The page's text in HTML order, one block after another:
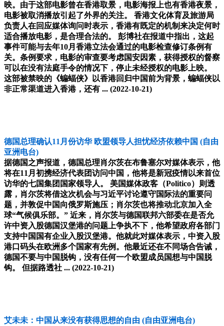
映。由于这部电影曾在香港取景，电影海报上也有香港夜景，
电影被取消播放引起了外界的关注。 香港文化体育及旅游局
负责人在回应媒体询问时表示，香港有既定的机制来决定何时
适合播放电影，是合理合法的。 彭博社在报道中指出，这起
事件可能与去年10月香港立法会通过的电影检查修订条例有
关。条例要求，电影的审查要考虑国安因素，获得授权的督察
可以在没有法庭手令的情况下，停止未经授权的电影上映。
这部被禁映的《蝙蝠侠》以香港回归中国前为背景，蝙蝠侠以
非正常渠道进入香港，还有 ... (2022-10-21)
德国总理确认11月份访华 欧盟领导人担忧经济依赖中国 (自由
亚洲电台)
据德国之声报道，德国总理肖尔茨在布鲁塞尔对媒体表示，他
将在11月初携经济代表团访问中国，他将是新冠疫情以来首位
访华的七国集团国家领导人。 美国媒体政客（Politico）则透
露，肖尔茨将借这次机会与习近平讨论遵守国际法的重要问
题，并敦促中国向俄罗斯施压；肖尔茨也将推动北京加入全
球“气候俱乐部。” 近来，肖尔茨与德国联邦六部委在是否允
许中资入股德国汉堡港的问题上争执不下，他希望政府各部门
支持中国国有企业入股汉堡港。他就此对媒体表示，中资入股
港口码头在欧洲多个国家有先例。他最近还在不同场合告诫，
德国不要与中国脱钩，没有任何一个欧盟成员国想与中国脱
钩。 但据路透社 ... (2022-10-21)
艾未未：中国从来没有获得思想的自由 (自由亚洲电台)